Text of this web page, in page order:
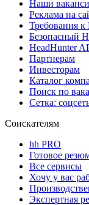
Наши
Реклама на
Требования
Безопасный
HeadHunter
Партнерам
Инвесторам
Каталог
Поиск по
Сетка:
Соискателям
hh PRO
Готовое
Все сервисы
Хочу у вас
Экспертная